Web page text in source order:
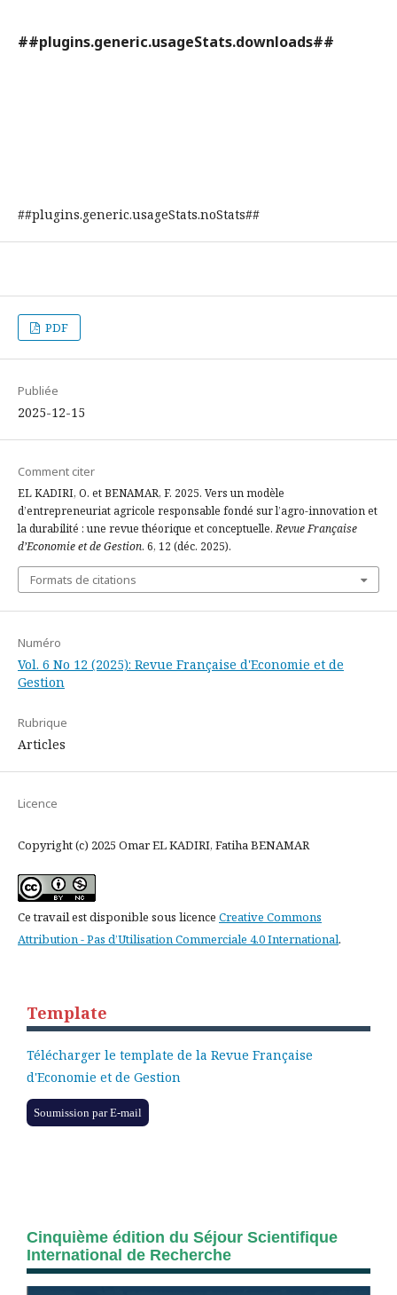
##plugins.generic.usageStats.downloads##
##plugins.generic.usageStats.noStats##
PDF
Publiée
2025-12-15
Comment citer
EL KADIRI, O. et BENAMAR, F. 2025. Vers un modèle
d’entrepreneuriat agricole responsable fondé sur l’agro-innovation et
la durabilité : une revue théorique et conceptuelle.Revue Française
d’Economie et de Gestion. 6, 12 (déc. 2025).
Formats de citations
Numéro
Vol. 6 No 12 (2025): Revue Française d'Economie et de
Gestion
Rubrique
Articles
Licence
Copyright (c) 2025 Omar EL KADIRI, Fatiha BENAMAR
Ce travail est disponible sous licence Creative Commons
Attribution - Pas d’Utilisation Commerciale 4.0 International.
Template
Télécharger le template de la Revue Française
d'Economie et de Gestion
Soumission par E-mail
Cinquième édition du Séjour Scientifique
International de Recherche